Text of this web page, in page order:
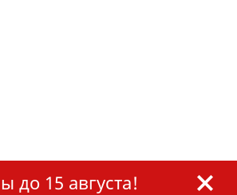
до 15 августа!